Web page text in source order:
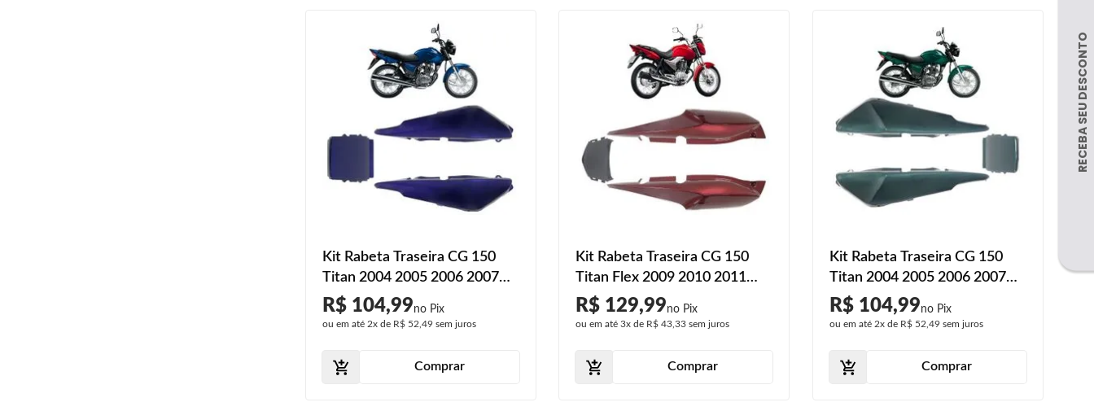
Kit Rabeta Traseira CG 150
Titan 2004 2005 2006 2007
2008 Azul Metálico Liso
R$ 104,99
ou em até 2xde R$ 52,49sem juros
Comprar
Kit Rabeta Traseira CG 150
Titan Flex 2009 2010 2011
2012 2013 Vermelho Liso
R$ 129,99
ou em até3x de R$ 43,33 sem juros
Comprar
Kit Rabeta Traseira CG 150
Titan 2004 2005 2006 2007
2008 Verde 3 Peças Liso
R$ 104,99
ou em até 2xde R$ 52,49sem juros
Comprar